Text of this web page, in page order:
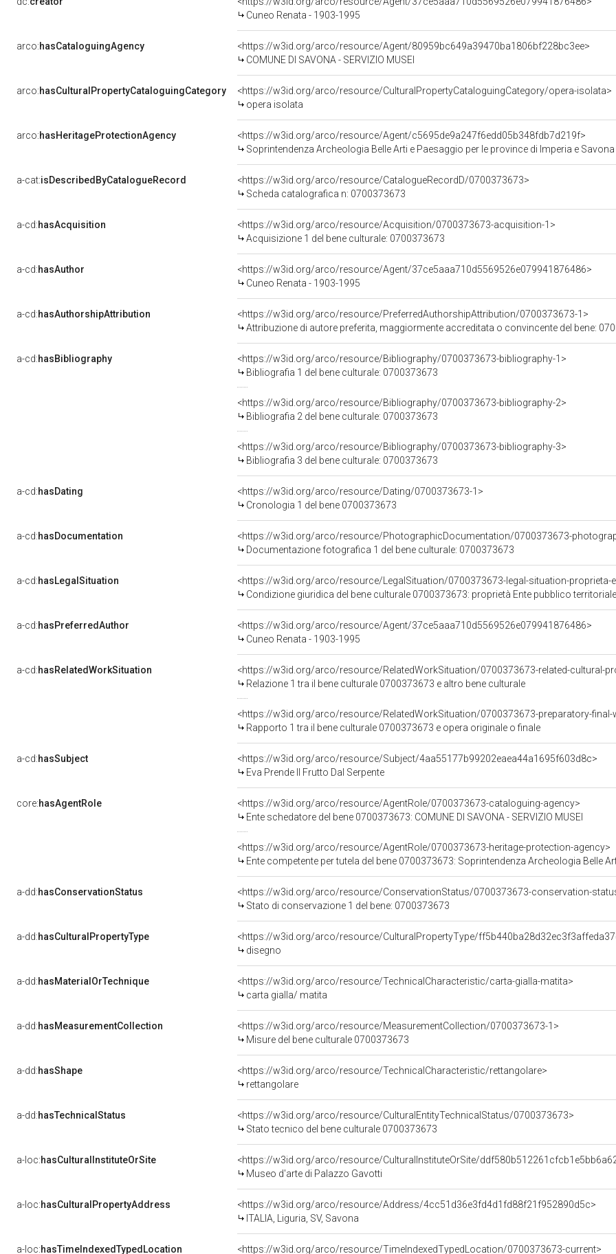
Cuneo Renata - 1903-1995
arco:hasCataloguingAgency
<https://w3id.org/arco/resource/Agent/80959bc649a39470ba1806bf228bc3ee>
COMUNE DI SAVONA - SERVIZIO MUSEI
arco:hasCulturalPropertyCataloguingCategory
<https://w3id.org/arco/resource/CulturalPropertyCataloguingCategory/opera-isolata>
opera isolata
arco:hasHeritageProtectionAgency
<https://w3id.org/arco/resource/Agent/c5695de9a247f6edd05b348fdb7d219f>
Soprintendenza Archeologia Belle Arti e Paesaggio per le province di Imperia e Savona
a-cat:isDescribedByCatalogueRecord
<https://w3id.org/arco/resource/CatalogueRecordD/0700373673>
Scheda catalografica n: 0700373673
a-cd:hasAcquisition
<https://w3id.org/arco/resource/Acquisition/0700373673-acquisition-1>
Acquisizione 1 del bene culturale: 0700373673
a-cd:hasAuthor
<https://w3id.org/arco/resource/Agent/37ce5aaa710d5569526e079941876486>
Cuneo Renata - 1903-1995
a-cd:hasAuthorshipAttribution
<https://w3id.org/arco/resource/PreferredAuthorshipAttribution/0700373673-1>
Attribuzione di autore preferita, maggiormente accreditata o convincente del bene:
a-cd:hasBibliography
<https://w3id.org/arco/resource/Bibliography/0700373673-bibliography-1>
Bibliografia 1 del bene culturale: 0700373673
<https://w3id.org/arco/resource/Bibliography/0700373673-bibliography-2>
Bibliografia 2 del bene culturale: 0700373673
<https://w3id.org/arco/resource/Bibliography/0700373673-bibliography-3>
Bibliografia 3 del bene culturale: 0700373673
a-cd:hasDating
<https://w3id.org/arco/resource/Dating/0700373673-1>
Cronologia 1 del bene 0700373673
a-cd:hasDocumentation
<https://w3id.org/arco/resource/PhotographicDocumentation/0700373673-
Documentazione fotografica 1 del bene culturale: 0700373673
a-cd:hasLegalSituation
<https://w3id.org/arco/resource/LegalSituation/0700373673-legal-situation-proprieta-
Condizione giuridica del bene culturale 0700373673: proprietà Ente pubblico territoriale
a-cd:hasPreferredAuthor
<https://w3id.org/arco/resource/Agent/37ce5aaa710d5569526e079941876486>
Cuneo Renata - 1903-1995
a-cd:hasRelatedWorkSituation
<https://w3id.org/arco/resource/RelatedWorkSituation/0700373673-related-cultural-
Relazione 1 tra il bene culturale 0700373673 e altro bene culturale
<https://w3id.org/arco/resource/RelatedWorkSituation/0700373673-preparatory-final-
Rapporto 1 tra il bene culturale 0700373673 e opera originale o finale
a-cd:hasSubject
<https://w3id.org/arco/resource/Subject/4aa55177b99202eaea44a1695f603d8c>
Eva Prende Il Frutto Dal Serpente
core:hasAgentRole
<https://w3id.org/arco/resource/AgentRole/0700373673-cataloguing-agency>
Ente schedatore del bene 0700373673: COMUNE DI SAVONA - SERVIZIO MUSEI
<https://w3id.org/arco/resource/AgentRole/0700373673-heritage-protection-agency>
Ente competente per tutela del bene 0700373673: Soprintendenza Archeologia Belle
a-dd:hasConservationStatus
<https://w3id.org/arco/resource/ConservationStatus/0700373673-conservation-
Stato di conservazione 1 del bene: 0700373673
a-dd:hasCulturalPropertyType
<https://w3id.org/arco/resource/CulturalPropertyType/
disegno
a-dd:hasMaterialOrTechnique
<https://w3id.org/arco/resource/TechnicalCharacteristic/carta-gialla-matita>
carta gialla/ matita
a-dd:hasMeasurementCollection
<https://w3id.org/arco/resource/MeasurementCollection/0700373673-1>
Misure del bene culturale 0700373673
a-dd:hasShape
<https://w3id.org/arco/resource/TechnicalCharacteristic/rettangolare>
rettangolare
a-dd:hasTechnicalStatus
<https://w3id.org/arco/resource/CulturalEntityTechnicalStatus/0700373673>
Stato tecnico del bene culturale 0700373673
a-loc:hasCulturalInstituteOrSite
<https://w3id.org/arco/resource/CulturalInstituteOrSite/
Museo d'arte di Palazzo Gavotti
a-loc:hasCulturalPropertyAddress
<https://w3id.org/arco/resource/Address/4cc51d36e3fd4d1fd88f21f952890d5c>
ITALIA, Liguria, SV, Savona
a-loc:hasTimeIndexedTypedLocation <https://w3id.org/arco/resource/TimeIndexedTypedLocation/0700373673-current>